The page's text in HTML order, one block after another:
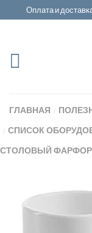
Оплата и
ГЛАВНАЯ /
/ СПИСОК
СТОЛОВЫЙ ФАРФОР